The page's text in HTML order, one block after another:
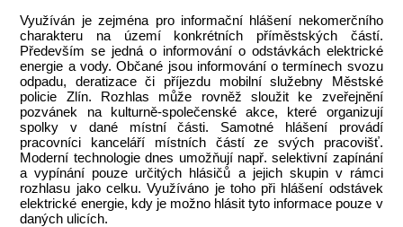
Využíván je zejména pro informační hlášení nekomerčního
charakteru na území konkrétních příměstských částí.
Především se jedná o informování o odstávkách elektrické
energie a vody. Občané jsou informování o termínech svozu
odpadu, deratizace či příjezdu mobilní služebny Městské
policie Zlín. Rozhlas může rovněž sloužit ke zveřejnění
pozvánek na kulturně-společenské akce, které organizují
spolky v dané místní části. Samotné hlášení provádí
pracovníci kanceláří místních částí ze svých pracovišť.
Moderní technologie dnes umožňují např. selektivní zapínání
a vypínání pouze určitých hlásičů a jejich skupin v rámci
rozhlasu jako celku. Využíváno je toho při hlášení odstávek
elektrické energie, kdy je možno hlásit tyto informace pouze v
daných ulicích.